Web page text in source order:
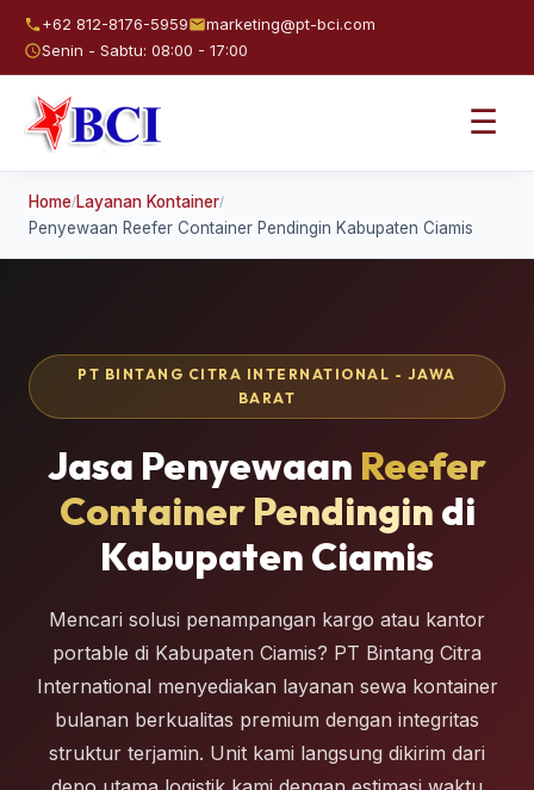
+62 812-8176-5959
marketing@pt-bci.com
Senin - Sabtu: 08:00 - 17:00
☰
Home/Layanan Kontainer/
Penyewaan Reefer Container Pendingin Kabupaten Ciamis
PT BINTANG CITRA INTERNATIONAL - JAWA
BARAT
Jasa Penyewaan Reefer
Container Pendingin di
Kabupaten Ciamis
Mencari solusi penampangan kargo atau kantor
portable di Kabupaten Ciamis? PT Bintang Citra
International menyediakan layanan sewa kontainer
bulanan berkualitas premium dengan integritas
struktur terjamin. Unit kami langsung dikirim dari